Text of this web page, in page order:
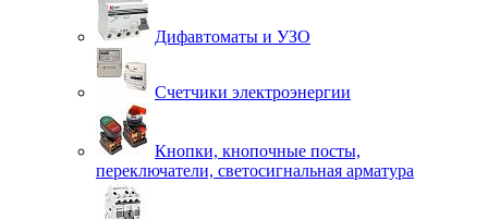
Дифавтоматы и УЗО
Счетчики электроэнергии
Кнопки, кнопочные посты,
переключатели, светосигнальная арматура